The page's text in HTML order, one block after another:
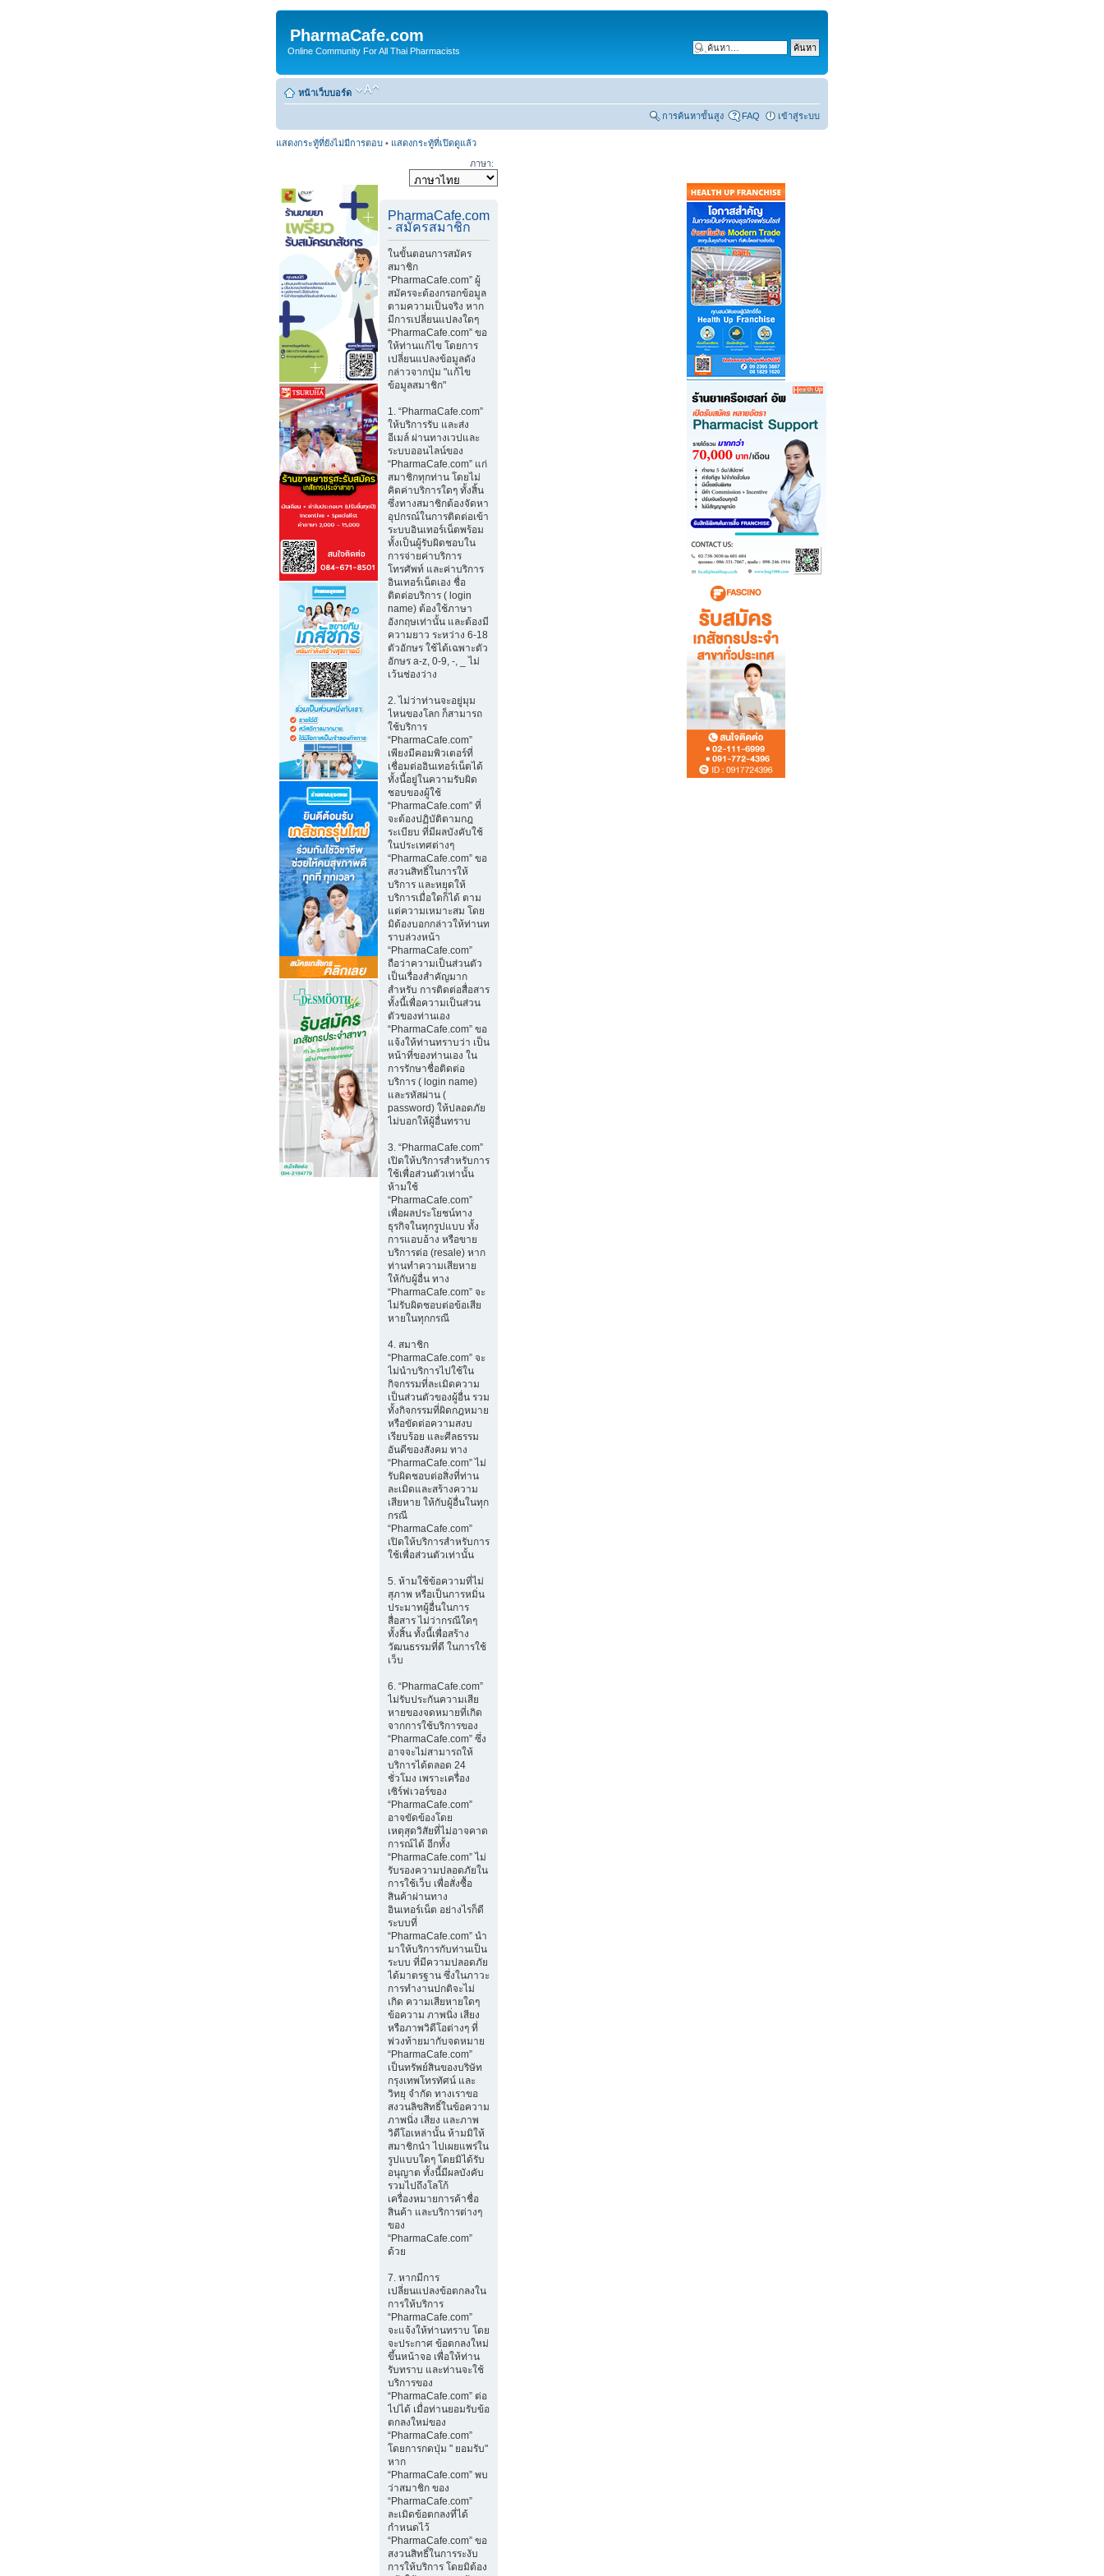
PharmaCafe.com
Online Community For All Thai Pharmacists
หน้าเว็บบอร์ด
การค้นหาขั้นสูง FAQ เข้าสู่ระบบ
แสดงกระทู้ที่ยังไม่มีการตอบ • แสดงกระทู้ที่เปิดดูแล้ว
ภาษา:
PharmaCafe.com
- สมัครสมาชิก
ในขั้นตอนการสมัคร
สมาชิก
“PharmaCafe.com” ผู้
สมัครจะต้องกรอกข้อมูล
ตามความเป็นจริง หาก
มีการเปลี่ยนแปลงใดๆ
“PharmaCafe.com” ขอ
ให้ท่านแก้ไข โดยการ
เปลี่ยนแปลงข้อมูลดัง
กล่าวจากปุ่ม "แก้ไข
ข้อมูลสมาชิก"
1. “PharmaCafe.com”
ให้บริการรับ และส่ง
อีเมล์ ผ่านทางเวปและ
ระบบออนไลน์ของ
“PharmaCafe.com” แก่
สมาชิกทุกท่าน โดยไม่
คิดค่าบริการใดๆ ทั้งสิ้น
ซึ่งทางสมาชิกต้องจัดหา
อุปกรณ์ในการติดต่อเข้า
ระบบอินเทอร์เน็ตพร้อม
ทั้งเป็นผู้รับผิดชอบใน
การจ่ายค่าบริการ
โทรศัพท์ และค่าบริการ
อินเทอร์เน็ตเอง ชื่อ
ติดต่อบริการ ( login
name) ต้องใช้ภาษา
อังกฤษเท่านั้น และต้องมี
ความยาว ระหว่าง 6-18
ตัวอักษร ใช้ได้เฉพาะตัว
อักษร a-z, 0-9, -, _ ไม่
เว้นช่องว่าง
2. ไม่ว่าท่านจะอยู่มุม
ไหนของโลก ก็สามารถ
ใช้บริการ
“PharmaCafe.com”
เพียงมีคอมพิวเตอร์ที่
เชื่อมต่ออินเทอร์เน็ตได้
ทั้งนี้อยู่ในความรับผิด
ชอบของผู้ใช้
“PharmaCafe.com” ที่
จะต้องปฏิบัติตามกฎ
ระเบียบ ที่มีผลบังคับใช้
ในประเทศต่างๆ
“PharmaCafe.com” ขอ
สงวนสิทธิ์ในการให้
บริการ และหยุดให้
บริการเมื่อใดก็ได้ ตาม
แต่ความเหมาะสม โดย
มิต้องบอกกล่าวให้ท่านท
ราบล่วงหน้า
“PharmaCafe.com”
ถือว่าความเป็นส่วนตัว
เป็นเรื่องสำคัญมาก
สำหรับ การติดต่อสื่อสาร
ทั้งนี้เพื่อความเป็นส่วน
ตัวของท่านเอง
“PharmaCafe.com” ขอ
แจ้งให้ท่านทราบว่า เป็น
หน้าที่ของท่านเอง ใน
การรักษาชื่อติดต่อ
บริการ ( login name)
และรหัสผ่าน (
password) ให้ปลอดภัย
ไม่บอกให้ผู้อื่นทราบ
3. “PharmaCafe.com”
เปิดให้บริการสำหรับการ
ใช้เพื่อส่วนตัวเท่านั้น
ห้ามใช้
“PharmaCafe.com”
เพื่อผลประโยชน์ทาง
ธุรกิจในทุกรูปแบบ ทั้ง
การแอบอ้าง หรือขาย
บริการต่อ (resale) หาก
ท่านทำความเสียหาย
ให้กับผู้อื่น ทาง
“PharmaCafe.com” จะ
ไม่รับผิดชอบต่อข้อเสีย
หายในทุกกรณี
4. สมาชิก
“PharmaCafe.com” จะ
ไม่นำบริการไปใช้ใน
กิจกรรมที่ละเมิดความ
เป็นส่วนตัวของผู้อื่น รวม
ทั้งกิจกรรมที่ผิดกฎหมาย
หรือขัดต่อความสงบ
เรียบร้อย และศีลธรรม
อันดีของสังคม ทาง
“PharmaCafe.com” ไม่
รับผิดชอบต่อสิ่งที่ท่าน
ละเมิดและสร้างความ
เสียหาย ให้กับผู้อื่นในทุก
กรณี
“PharmaCafe.com”
เปิดให้บริการสำหรับการ
ใช้เพื่อส่วนตัวเท่านั้น
5. ห้ามใช้ข้อความที่ไม่
สุภาพ หรือเป็นการหมิ่น
ประมาทผู้อื่นในการ
สื่อสาร ไม่ว่ากรณีใดๆ
ทั้งสิ้น ทั้งนี้เพื่อสร้าง
วัฒนธรรมที่ดี ในการใช้
เว็บ
6. “PharmaCafe.com”
ไม่รับประกันความเสีย
หายของจดหมายที่เกิด
จากการใช้บริการของ
“PharmaCafe.com” ซึ่ง
อาจจะไม่สามารถให้
บริการได้ตลอด 24
ชั่วโมง เพราะเครื่อง
เซิร์ฟเวอร์ของ
“PharmaCafe.com”
อาจขัดข้องโดย
เหตุสุดวิสัยที่ไม่อาจคาด
การณ์ได้ อีกทั้ง
“PharmaCafe.com” ไม่
รับรองความปลอดภัยใน
การใช้เว็บ เพื่อสั่งซื้อ
สินค้าผ่านทาง
อินเทอร์เน็ต อย่างไรก็ดี
ระบบที่
“PharmaCafe.com” นำ
มาให้บริการกับท่านเป็น
ระบบ ที่มีความปลอดภัย
ได้มาตรฐาน ซึ่งในภาวะ
การทำงานปกติจะไม่
เกิด ความเสียหายใดๆ
ข้อความ ภาพนิ่ง เสียง
หรือภาพวิดีโอต่างๆ ที่
พ่วงท้ายมากับจดหมาย
“PharmaCafe.com”
เป็นทรัพย์สินของบริษัท
กรุงเทพโทรทัศน์ และ
วิทยุ จำกัด ทางเราขอ
สงวนลิขสิทธิ์ในข้อความ
ภาพนิ่ง เสียง และภาพ
วิดีโอเหล่านั้น ห้ามมิให้
สมาชิกนำ ไปเผยแพร่ใน
รูปแบบใดๆ โดยมิได้รับ
อนุญาต ทั้งนี้มีผลบังคับ
รวมไปถึงโลโก้
เครื่องหมายการค้าชื่อ
สินค้า และบริการต่างๆ
ของ
“PharmaCafe.com”
ด้วย
7. หากมีการ
เปลี่ยนแปลงข้อตกลงใน
การให้บริการ
“PharmaCafe.com”
จะแจ้งให้ท่านทราบ โดย
จะประกาศ ข้อตกลงใหม่
ขึ้นหน้าจอ เพื่อให้ท่าน
รับทราบ และท่านจะใช้
บริการของ
“PharmaCafe.com” ต่อ
ไปได้ เมื่อท่านยอมรับข้อ
ตกลงใหม่ของ
“PharmaCafe.com”
โดยการกดปุ่ม " ยอมรับ"
หาก
“PharmaCafe.com” พบ
ว่าสมาชิก ของ
“PharmaCafe.com”
ละเมิดข้อตกลงที่ได้
กำหนดไว้
“PharmaCafe.com” ขอ
สงวนสิทธิ์ในการระงับ
การให้บริการ โดยมิต้อง